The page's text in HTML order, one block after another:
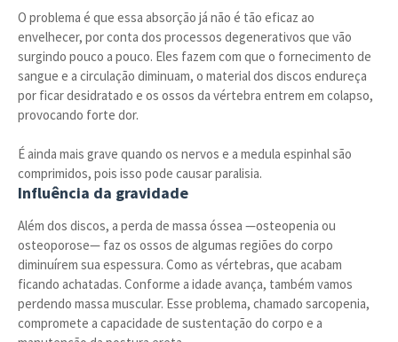
O problema é que essa absorção já não é tão eficaz ao
envelhecer, por conta dos processos degenerativos que vão
surgindo pouco a pouco. Eles fazem com que o fornecimento de
sangue e a circulação diminuam, o material dos discos endureça
por ficar desidratado e os ossos da vértebra entrem em colapso,
provocando forte dor.
É ainda mais grave quando os nervos e a medula espinhal são
comprimidos, pois isso pode causar paralisia.
Influência da gravidade
Além dos discos, a perda de massa óssea —osteopenia ou
osteoporose— faz os ossos de algumas regiões do corpo
diminuírem sua espessura. Como as vértebras, que acabam
ficando achatadas. Conforme a idade avança, também vamos
perdendo massa muscular. Esse problema, chamado sarcopenia,
compromete a capacidade de sustentação do corpo e a